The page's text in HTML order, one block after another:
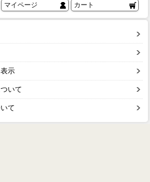
マイページ カート
示
いて
て